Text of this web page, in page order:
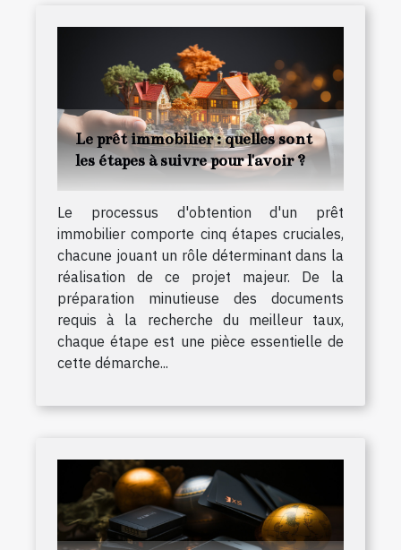
Le prêt immobilier : quelles sont
les étapes à suivre pour l'avoir ?
Le processus d'obtention d'un prêt
immobilier comporte cinq étapes cruciales,
chacune jouant un rôle déterminant dans la
réalisation de ce projet majeur. De la
préparation minutieuse des documents
requis à la recherche du meilleur taux,
chaque étape est une pièce essentielle de
cette démarche...